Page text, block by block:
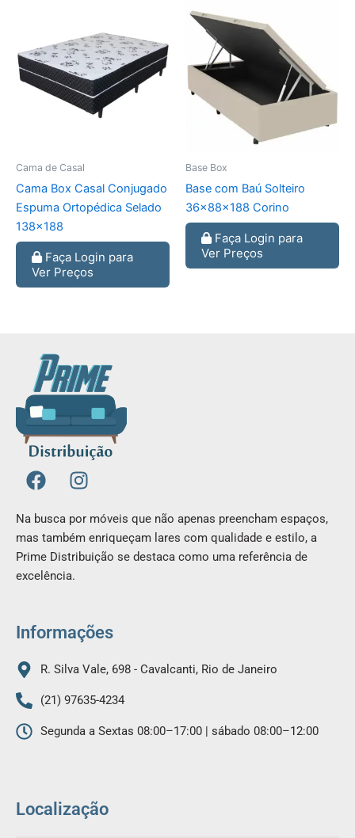
Cama de Casal
Cama Box Casal Conjugado
Espuma Ortopédica Selado
138×188
Faça Login para
Ver Preços
Base Box
Base com Baú Solteiro
36x88x188 Corino
Faça Login para
Ver Preços
F
a
c
e
b
o
o
I
n
t
a
g
m
Na busca por móveis que não apenas preencham espaços,
mas também enriqueçam lares com qualidade e estilo, a
Prime Distribuição se destaca como uma referência de
excelência.
Informações
R. Silva Vale, 698 - Cavalcanti, Rio de Janeiro
(21) 97635-4234
Segunda a Sextas 08:00–17:00 | sábado 08:00–12:00
Localização